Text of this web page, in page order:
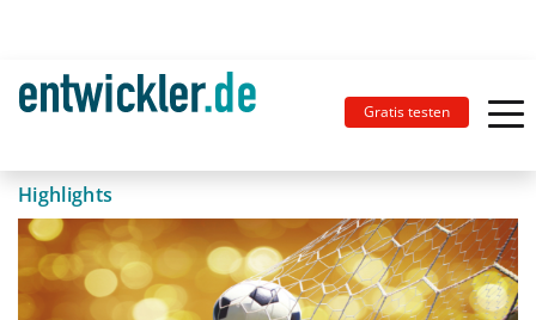
Gratis testen
Highlights